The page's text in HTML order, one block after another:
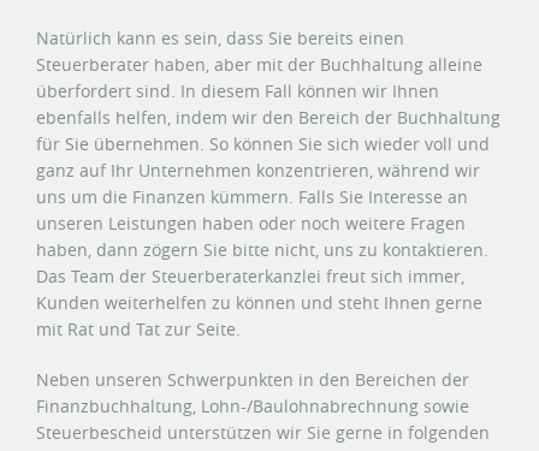
Natürlich kann es sein, dass Sie bereits einen
Steuerberater haben, aber mit der Buchhaltung alleine
überfordert sind. In diesem Fall können wir Ihnen
ebenfalls helfen, indem wir den Bereich der Buchhaltung
für Sie übernehmen. So können Sie sich wieder voll und
ganz auf Ihr Unternehmen konzentrieren, während wir
uns um die Finanzen kümmern. Falls Sie Interesse an
unseren Leistungen haben oder noch weitere Fragen
haben, dann zögern Sie bitte nicht, uns zu kontaktieren.
Das Team der Steuerberaterkanzlei freut sich immer,
Kunden weiterhelfen zu können und steht Ihnen gerne
mit Rat und Tat zur Seite.
Neben unseren Schwerpunkten in den Bereichen der
Finanzbuchhaltung, Lohn-/Baulohnabrechnung sowie
Steuerbescheid unterstützen wir Sie gerne in folgenden